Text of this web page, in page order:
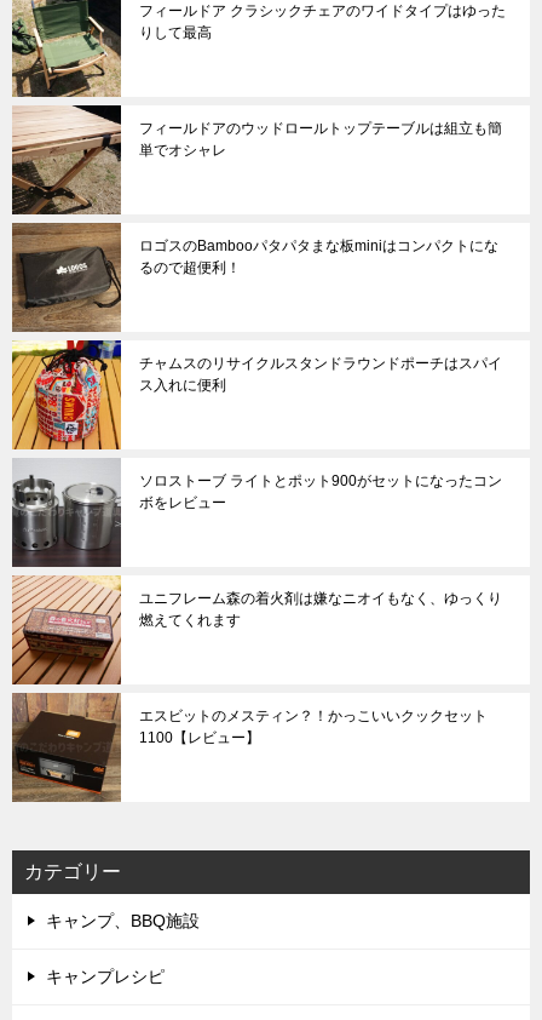
フィールドア クラシックチェアのワイドタイプはゆった
りして最高
フィールドアのウッドロールトップテーブルは組立も簡
単でオシャレ
ロゴスのBambooパタパタまな板miniはコンパクトにな
るので超便利！
チャムスのリサイクルスタンドラウンドポーチはスパイ
ス入れに便利
ソロストーブ ライトとポット900がセットになったコン
ボをレビュー
ユニフレーム森の着火剤は嫌なニオイもなく、ゆっくり
燃えてくれます
エスビットのメスティン？！かっこいいクックセット
1100【レビュー】
カテゴリー
キャンプ、BBQ施設
キャンプレシピ